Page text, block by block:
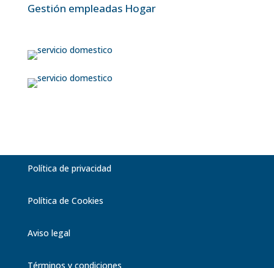
Gestión empleadas Hogar
Política de privacidad
Política de Cookies
Aviso legal
Términos y condiciones